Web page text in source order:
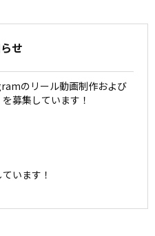
せ
のリール動画制作および
募集しています！
います！